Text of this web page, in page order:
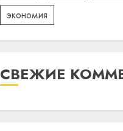
экономия
СВЕЖИЕ